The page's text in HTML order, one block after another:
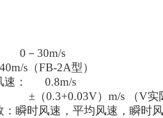
0－30m/s
FB-2A型）
速： 0.8m/s
±（0.3+0.03V）m/s （V实
瞬时风速，平均风速，瞬时